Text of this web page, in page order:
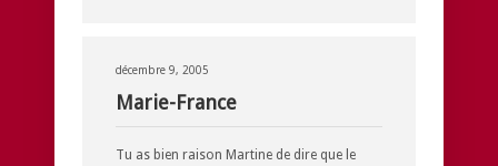
décembre 9, 2005
Marie-France
Tu as bien raison Martine de dire que le